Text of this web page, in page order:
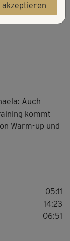
Auch
kommt
Warm-up und
nur Spaß!
05:11
14:23
06:51
akzeptieren